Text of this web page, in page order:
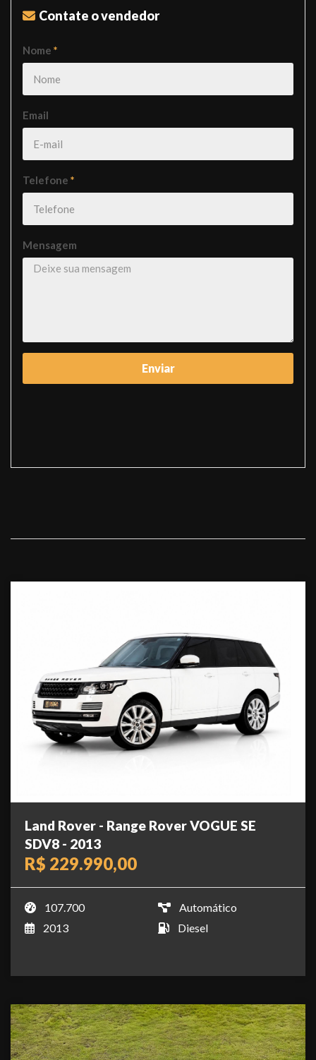
Contate o vendedor
Nome *
Email
Telefone *
Mensagem
Land Rover - Range Rover VOGUE SE
SDV8 - 2013
R$ 229.990,00
107.700
Automático
2013
Diesel